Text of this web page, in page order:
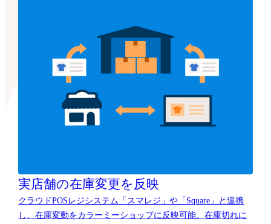
実店舗の在庫変更を反映
クラウドPOSレジシステム「スマレジ」や「Square」と連携
し、在庫変動をカラーミーショップに反映可能。在庫切れに